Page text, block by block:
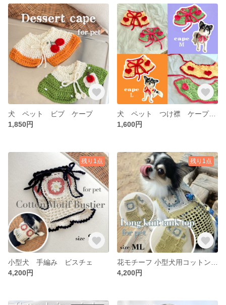
犬 ペット ビブ ケープ
1,850円
犬 ペット つけ襟 ケープ スタイ
1,600円
残り1点
小型犬 手編み ビスチェ
4,200円
残り1点
4,200円